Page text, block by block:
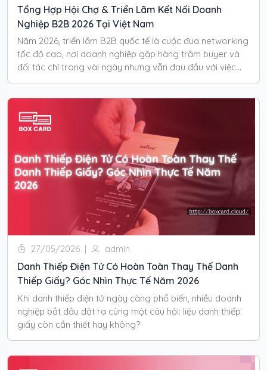
Tổng Hợp Hội Chợ & Triển Lãm Kết Nối Doanh
Nghiệp B2B 2026 Tại Việt Nam
Năm 2026, triển lãm B2B quốc tế là cuộc đua networking
tốc độ cao, nơi doanh nghiệp gặp hàng trăm buyer và
đối tác chỉ trong vài ngày nhưng vẫn đau đầu với việc
quản lý contact sau sự kiện.
27/05/2026 | admin
Danh Thiếp Điện Tử Có Hoàn Toàn Thay Thế Danh
Thiếp Giấy? Góc Nhìn Thực Tế Năm 2026
Khi danh thiếp điện tử ngày càng phổ biến, nhiều doanh
nghiệp bắt đầu đặt ra cùng một câu hỏi: liệu danh thiếp
giấy còn cần thiết hay không?